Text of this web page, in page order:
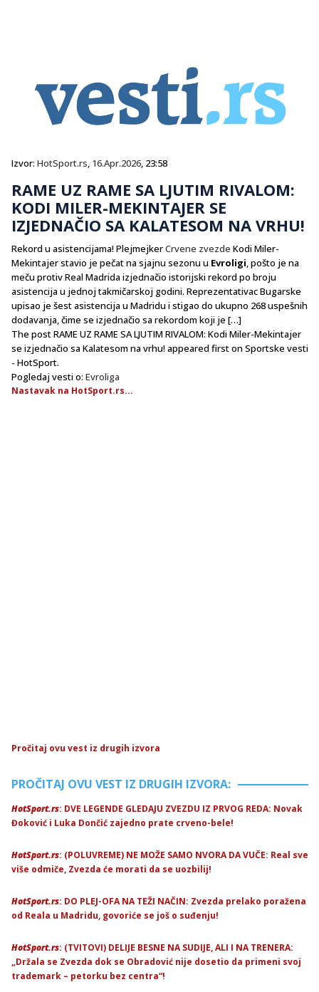
Izvor: HotSport.rs, 16.Apr.2026, 23:58
RAME UZ RAME SA LJUTIM RIVALOM:
KODI MILER-MEKINTAJER SE
IZJEDNAČIO SA KALATESOM NA VRHU!
Rekord u asistencijama! PlejmejkerCrvene zvezde Kodi Miler-
Mekintajer stavio je pečat na sjajnu sezonu u Evroligi, pošto je na
meču protiv Real Madrida izjednačio istorijski rekord po broju
asistencija u jednoj takmičarskoj godini. Reprezentativac Bugarske
upisao je šest asistencija u Madridu i stigao do ukupno 268 uspešnih
dodavanja, čime se izjednačio sa rekordom koji je […]
The post RAME UZ RAME SA LJUTIM RIVALOM: Kodi Miler-Mekintajer
se izjednačio sa Kalatesom na vrhu! appeared first on Sportske vesti
- HotSport.
Pogledaj vesti o: Evroliga
Nastavak na HotSport.rs...
Pročitaj ovu vest iz drugih izvora
PROČITAJ OVU VEST IZ DRUGIH IZVORA:
HotSport.rs: DVE LEGENDE GLEDAJU ZVEZDU IZ PRVOG REDA: Novak
Đoković i Luka Dončić zajedno prate crveno-bele!
HotSport.rs: (POLUVREME) NE MOŽE SAMO NVORA DA VUČE: Real sve
više odmiče, Zvezda će morati da se uozbilij!
HotSport.rs: DO PLEJ-OFA NA TEŽI NAČIN: Zvezda prelako poražena
od Reala u Madridu, govoriće se još o suđenju!
HotSport.rs: (TVITOVI) DELIJE BESNE NA SUDIJE, ALI I NA TRENERA:
„Držala se Zvezda dok se Obradović nije dosetio da primeni svoj
trademark – petorku bez centra“!